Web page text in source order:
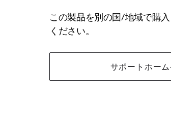
この製品を別の国/地域で購
ください。
サポートホー